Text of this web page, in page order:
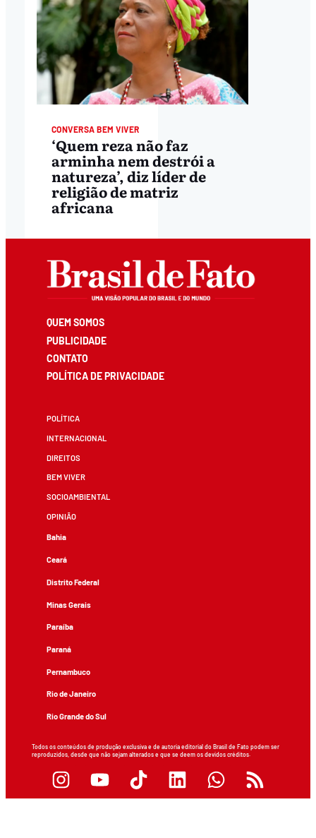
CONVERSA BEM VIVER
‘Quem reza não faz
arminha nem destrói a
natureza’, diz líder de
religião de matriz
africana
QUEM SOMOS
PUBLICIDADE
CONTATO
POLÍTICA DE PRIVACIDADE
POLÍTICA
INTERNACIONAL
DIREITOS
BEM VIVER
SOCIOAMBIENTAL
OPINIÃO
Bahia
Ceará
Distrito Federal
Minas Gerais
Paraíba
Paraná
Pernambuco
Rio de Janeiro
Rio Grande do Sul
Todos os conteúdos de produção exclusiva e de autoria editorial do Brasil de Fato podem ser
reproduzidos, desde que não sejam alterados e que se deem os devidos créditos.